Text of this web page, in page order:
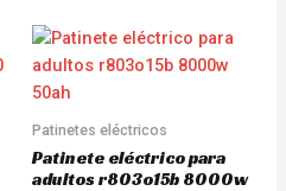
u
t
f
Patinetes eléctricos
Patinete eléctrico para
adultos r803o15b 8000w